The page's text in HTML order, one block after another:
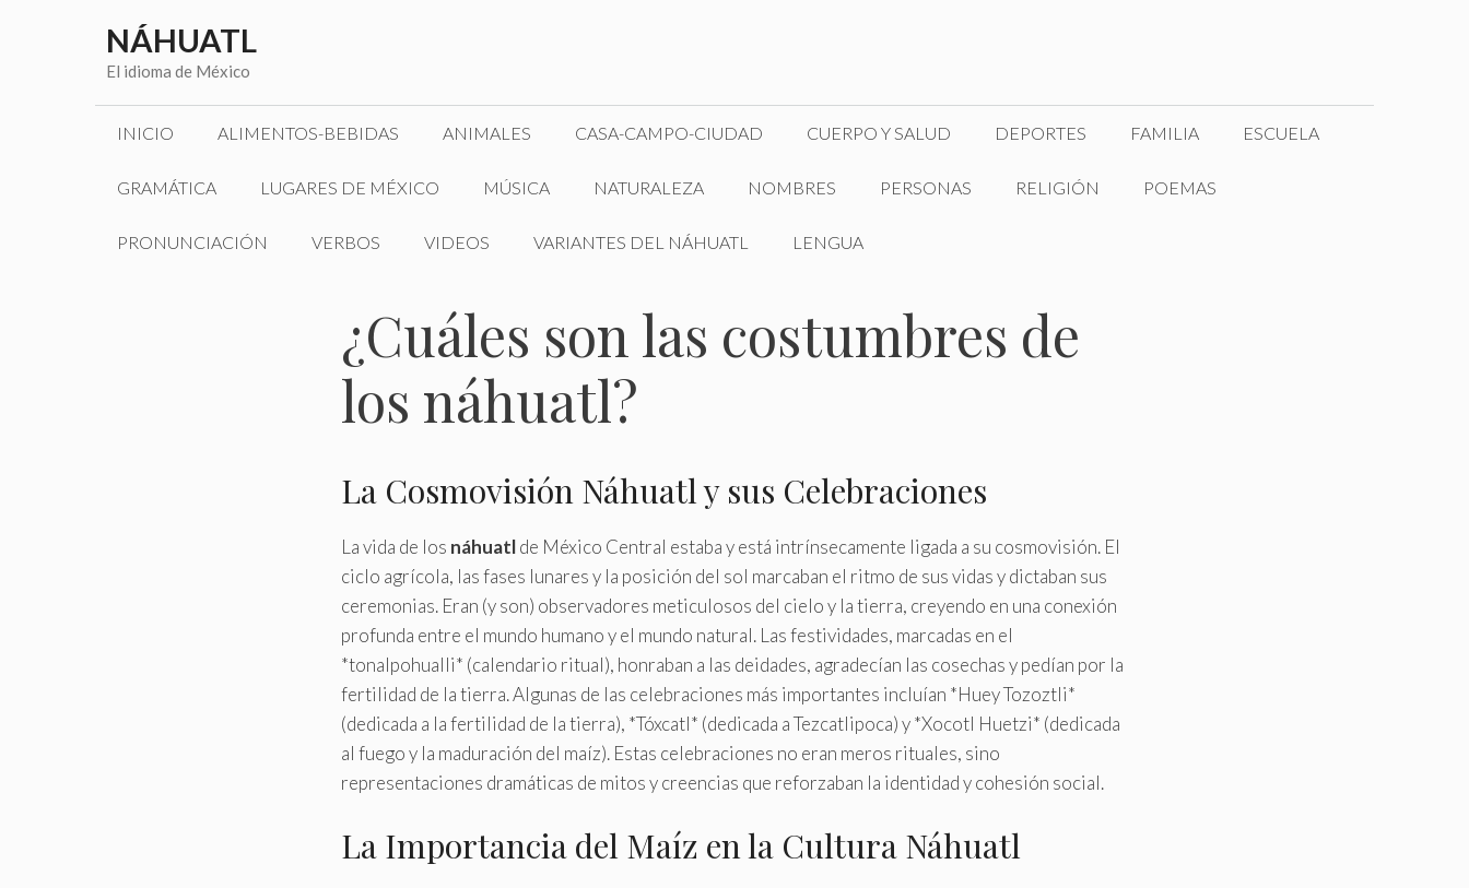
contenido
NÁHUATL
El idioma de México
INICIO ALIMENTOS-BEBIDAS ANIMALES CASA-CAMPO-CIUDAD CUERPO Y SALUD DEPORTES FAMILIA ESCUELA
GRAMÁTICA LUGARES DE MÉXICO MÚSICA NATURALEZA NOMBRES PERSONAS RELIGIÓN POEMAS
PRONUNCIACIÓN VERBOS VIDEOS VARIANTES DEL NÁHUATL LENGUA
¿Cuáles son las costumbres de
los náhuatl?
La Cosmovisión Náhuatl y sus Celebraciones
La vida de los náhuatlde México Central estaba y está intrínsecamente ligada a su cosmovisión. El
ciclo agrícola, las fases lunares y la posición del sol marcaban el ritmo de sus vidas y dictaban sus
ceremonias. Eran (y son) observadores meticulosos del cielo y la tierra, creyendo en una conexión
profunda entre el mundo humano y el mundo natural. Las festividades, marcadas en el
*tonalpohualli* (calendario ritual), honraban a las deidades, agradecían las cosechas y pedían por la
fertilidad de la tierra. Algunas de las celebraciones más importantes incluían *Huey Tozoztli*
(dedicada a la fertilidad de la tierra), *Tóxcatl* (dedicada a Tezcatlipoca) y *Xocotl Huetzi* (dedicada
al fuego y la maduración del maíz). Estas celebraciones no eran meros rituales, sino
representaciones dramáticas de mitos y creencias que reforzaban la identidad y cohesión social.
La Importancia del Maíz en la Cultura Náhuatl